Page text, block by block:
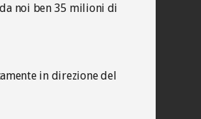
noi ben 35 milioni di
in direzione del